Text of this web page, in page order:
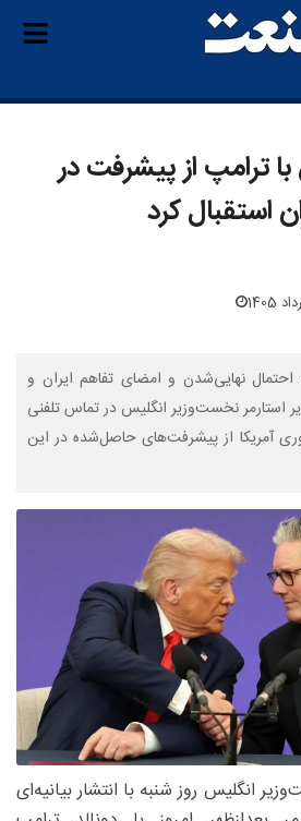
ترامپ از پیشرفت در
استقبال کرد
احتمال نهایی‌شدن و امضای تفاهم ایران و
استارمر نخست‌وزیر انگلیس در تماس تلفنی
آمریکا از پیشرفت‌های حاصل‌شده در این
انگلیس روز شنبه با انتشار بیانیه‌ای